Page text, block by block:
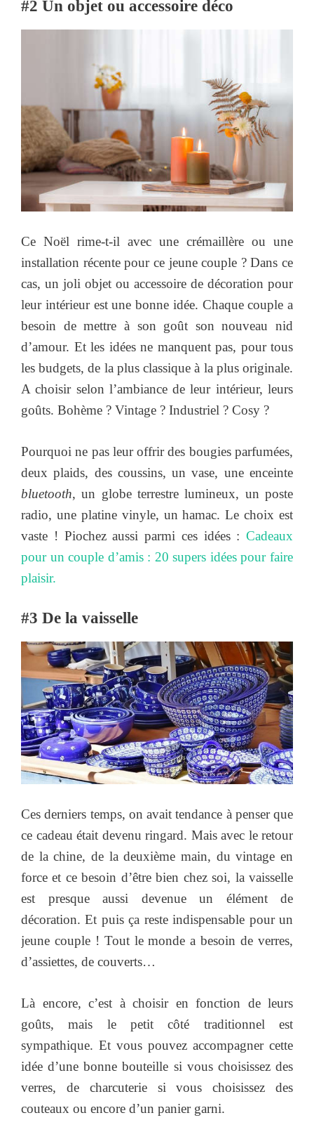
#2 Un objet ou accessoire déco
Ce Noël rime-t-il avec une crémaillère ou une
installation récente pour ce jeune couple ? Dans ce
cas, un joli objet ou accessoire de décoration pour
leur intérieur est une bonne idée. Chaque couple a
besoin de mettre à son goût son nouveau nid
d’amour. Et les idées ne manquent pas, pour tous
les budgets, de la plus classique à la plus originale.
A choisir selon l’ambiance de leur intérieur, leurs
goûts. Bohème ? Vintage ? Industriel ? Cosy ?
Pourquoi ne pas leur offrir des bougies parfumées,
deux plaids, des coussins, un vase, une enceinte
bluetooth, un globe terrestre lumineux, un poste
radio, une platine vinyle, un hamac. Le choix est
vaste ! Piochez aussi parmi ces idées : Cadeaux
pour un couple d’amis : 20 supers idées pour faire
plaisir.
#3 De la vaisselle
Ces derniers temps, on avait tendance à penser que
ce cadeau était devenu ringard. Mais avec le retour
de la chine, de la deuxième main, du vintage en
force et ce besoin d’être bien chez soi, la vaisselle
est presque aussi devenue un élément de
décoration. Et puis ça reste indispensable pour un
jeune couple ! Tout le monde a besoin de verres,
d’assiettes, de couverts…
Là encore, c’est à choisir en fonction de leurs
goûts, mais le petit côté traditionnel est
sympathique. Et vous pouvez accompagner cette
idée d’une bonne bouteille si vous choisissez des
verres, de charcuterie si vous choisissez des
couteaux ou encore d’un panier garni.